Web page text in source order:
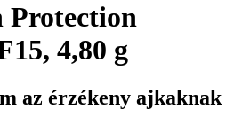
Protection
4,80 g
az érzékeny ajkaknak